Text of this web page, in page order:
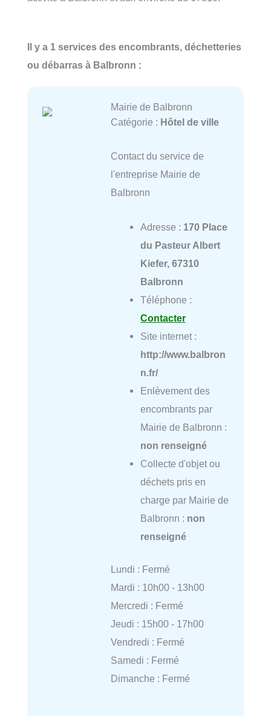
Il y a 1 services des encombrants, déchetteries
ou débarras à Balbronn :
Mairie de Balbronn
Catégorie : Hôtel de ville
Contact du service de
l'entreprise Mairie de
Balbronn
Adresse : 170 Place
du Pasteur Albert
Kiefer, 67310
Balbronn
Téléphone :
Contacter
Site internet :
http://www.balbron
n.fr/
Enlèvement des
encombrants par
Mairie de Balbronn :
non renseigné
Collecte d'objet ou
déchets pris en
charge par Mairie de
Balbronn : non
renseigné
Lundi : Fermé
Mardi : 10h00 - 13h00
Mercredi : Fermé
Jeudi : 15h00 - 17h00
Vendredi : Fermé
Samedi : Fermé
Dimanche : Fermé